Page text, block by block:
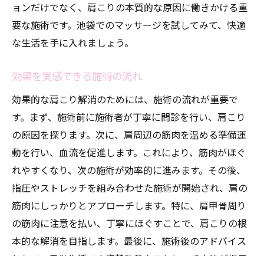
ョンだけでなく、肩こりの本質的な原因に働きかける重
要な施術です。池袋でのマッサージを試してみて、快適
な生活を手に入れましょう。
効果を実感できる施術の流れ
効果的な肩こり解消のためには、施術の流れが重要で
す。まず、施術前に施術者が丁寧に問診を行い、肩こり
の原因を探ります。次に、肩周辺の筋肉を温める準備運
動を行い、血流を促進します。これにより、筋肉がほぐ
れやすくなり、次の施術が効率的に進みます。その後、
指圧やストレッチを組み合わせた施術が開始され、肩の
筋肉にしっかりとアプローチします。特に、肩甲骨周り
の筋肉に注意を払い、丁寧にほぐすことで、肩こりの根
本的な解消を目指します。最後に、施術後のアドバイス